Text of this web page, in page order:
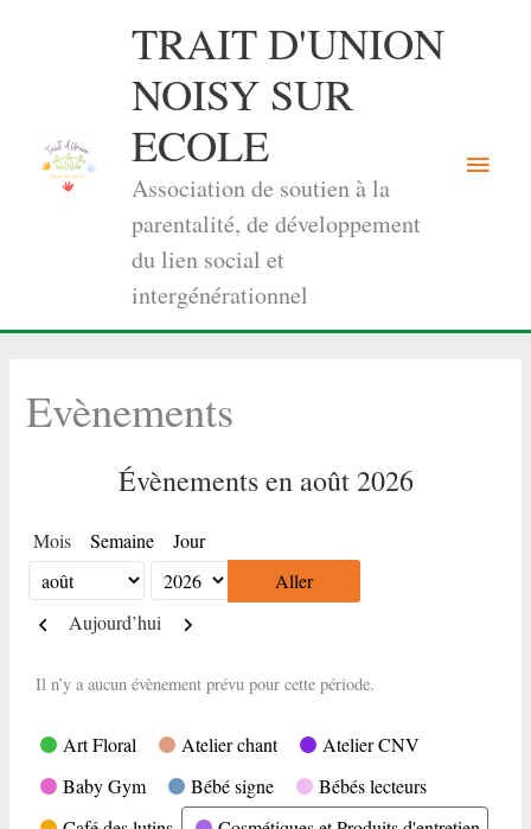
TRAIT D'UNION
NOISY SUR
ECOLE
Association de soutien à la
parentalité, de développement
du lien social et
intergénérationnel
Menu
Evènements
Évènements en août 2026
Mois Semaine Jour
Mois
Année
Précédent
Aujourd’hui Suivant
Il n’y a aucun évènement prévu pour cette période.
Catégories
Art Floral Atelier chant
Atelier CNV
Baby Gym
Bébé signe
Bébés lecteurs